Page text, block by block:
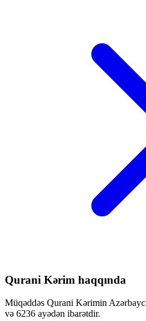
Qurani Kərim haqqında
Müqəddəs Qurani Kərimin
və 6236 ayədən ibarətdir.